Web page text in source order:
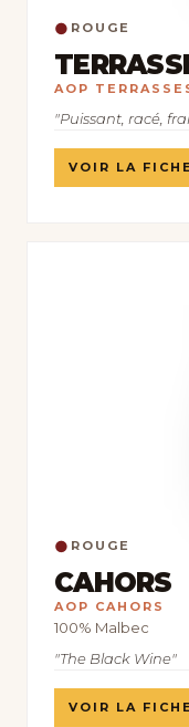
● ROUGE
AOP
"Puissant, racé,
VOIR LA
● ROUGE
CAHORS
AOP CAHORS
100% Malbec
"The Black Wine"
VOIR LA